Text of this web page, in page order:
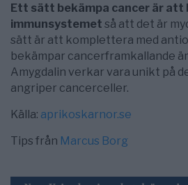
Ett sätt bekämpa cancer är att
immunsystemet så att det är
sätt är att komplettera med
bekämpar cancerframkallande
Amygdalin verkar vara unikt på
angriper cancerceller.
Källa: aprikoskarnor.se
Tips från Marcus Borg